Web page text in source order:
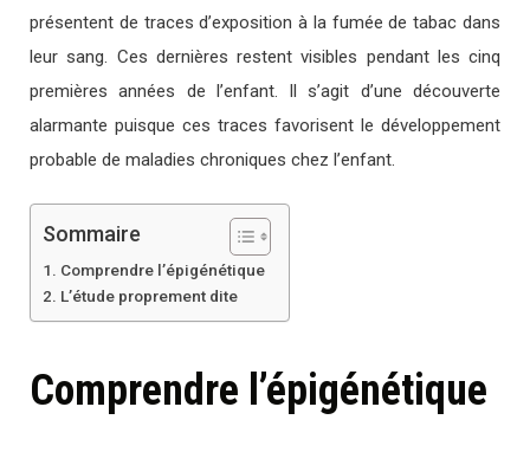
présentent de traces d’exposition à la fumée de tabac dans
leur sang. Ces dernières restent visibles pendant les cinq
premières années de l’enfant. Il s’agit d’une découverte
alarmante puisque ces traces favorisent le développement
probable de maladies chroniques chez l’enfant.
Sommaire
Comprendre l’épigénétique
L’étude proprement dite
Comprendre l’épigénétique